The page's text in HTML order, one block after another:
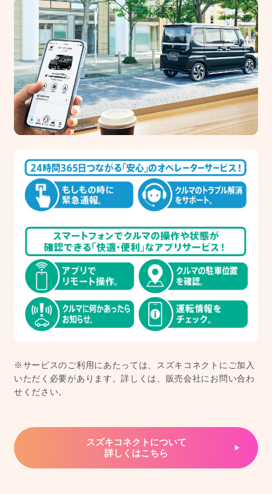
※サービスのご利用にあたっては、スズキコネクトにご加入
いただく必要があります。詳しくは、販売会社にお問い合わ
せください。
スズキコネクトについて
詳しくはこちら